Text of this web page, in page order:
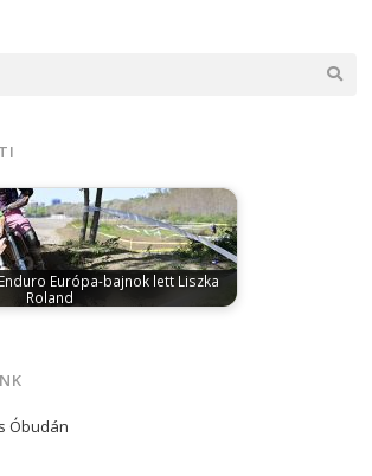
Európa-bajnok lett Liszka
Roland
Óbudán